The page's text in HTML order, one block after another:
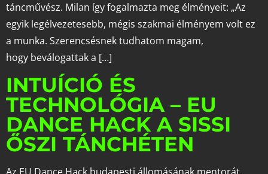
táncművész. Milan így fogalmazta meg élményeit: „Az
egyik legélvezetesebb, mégis szakmai élményem volt ez
a munka. Szerencsésnek tudhatom magam,
hogy beválogattak a […]
INTUÍCIÓ ÉS
TECHNOLÓGIA – EU
DANCE HACK A SISSI
ŐSZI TÁNCHÉTEN